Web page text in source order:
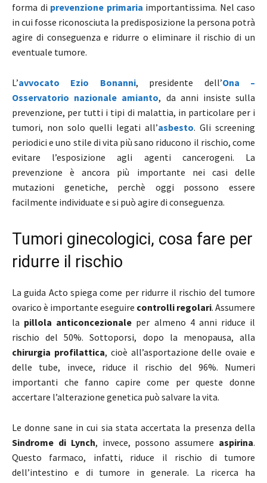
forma di prevenzione primaria importantissima. Nel caso
in cui fosse riconosciuta la predisposizione la persona potrà
agire di conseguenza e ridurre o eliminare il rischio di un
eventuale tumore.
L’avvocato Ezio Bonanni, presidente dell’Ona –
Osservatorio nazionale amianto, da anni insiste sulla
prevenzione, per tutti i tipi di malattia, in particolare per i
tumori, non solo quelli legati all’asbesto. Gli screening
periodici e uno stile di vita più sano riducono il rischio, come
evitare l’esposizione agli agenti cancerogeni. La
prevenzione è ancora più importante nei casi delle
mutazioni genetiche, perchè oggi possono essere
facilmente individuate e si può agire di conseguenza.
Tumori ginecologici, cosa fare per
ridurre il rischio
La guida Acto spiega come per ridurre il rischio del tumore
ovarico è importante eseguire controlli regolari. Assumere
la pillola anticoncezionale per almeno 4 anni riduce il
rischio del 50%. Sottoporsi, dopo la menopausa, alla
chirurgia profilattica, cioè all’asportazione delle ovaie e
delle tube, invece, riduce il rischio del 96%. Numeri
importanti che fanno capire come per queste donne
accertare l’alterazione genetica può salvare la vita.
Le donne sane in cui sia stata accertata la presenza della
Sindrome di Lynch, invece, possono assumere aspirina.
Questo farmaco, infatti, riduce il rischio di tumore
dell’intestino e di tumore in generale. La ricerca ha